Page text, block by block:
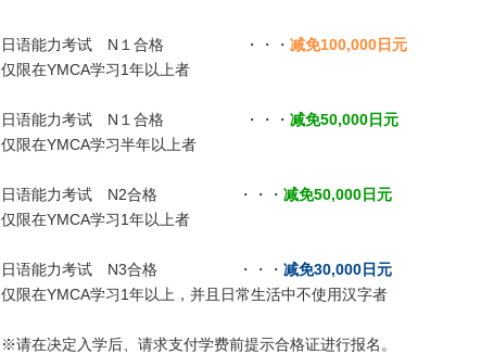
日语能力考试 N１合格 ・・・ 减免100,000日元
仅限在YMCA学习1年以上者
日语能力考试 N１合格 ・・・ 减免50,000日元
仅限在YMCA学习半年以上者
日语能力考试 N2合格 ・・・ 减免50,000日元
仅限在YMCA学习1年以上者
日语能力考试 N3合格 ・・・ 减免30,000日元
仅限在YMCA学习1年以上，并且日常生活中不使用汉字者
※请在决定入学后、请求支付学费前提示合格证进行报名。